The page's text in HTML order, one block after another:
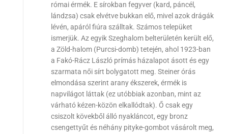
római érmék. E sírokban fegyver (kard, páncél,
lándzsa) csak elvétve bukkan elő, mivel azok drágák
lévén, apáról fiúra szálltak. Számos telepüket
ismerjük. Az egyik Szeghalom belterületén került elő,
a Zöld-halom (Purcsi-domb) tetején, ahol 1923-ban
a Fakó-Rácz László prímás házalapot ásott és egy
szarmata női sírt bolygatott meg. Steiner órás
elmondása szerint arany ékszerek, érmék is
napvilágot láttak (ez utóbbiak azonban, mint az
várható kézen-közön elkallódtak). Ő csak egy
csiszolt kövekből álló nyakláncot, egy bronz
csengettyűt és néhány pityke-gombot vásárolt meg,